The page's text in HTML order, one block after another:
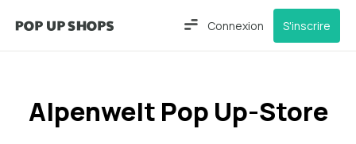
Connexion S'inscrire
Alpenwelt Pop Up-Store